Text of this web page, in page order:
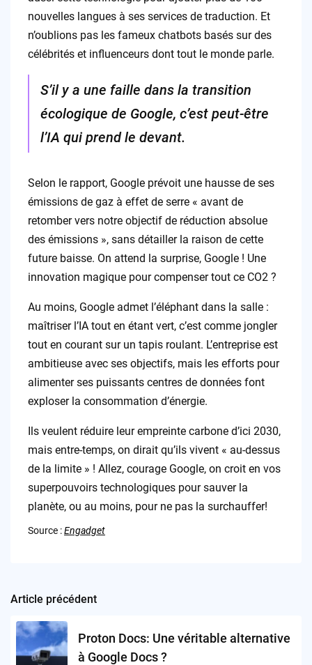
nouvelles langues à ses services de traduction. Et
n’oublions pas les fameux chatbots basés sur des
célébrités et influenceurs dont tout le monde parle.
S’il y a une faille dans la transition
écologique de Google, c’est peut-être
l’IA qui prend le devant.
Selon le rapport, Google prévoit une hausse de ses
émissions de gaz à effet de serre « avant de
retomber vers notre objectif de réduction absolue
des émissions », sans détailler la raison de cette
future baisse. On attend la surprise, Google ! Une
innovation magique pour compenser tout ce CO2 ?
Au moins, Google admet l’éléphant dans la salle :
maîtriser l’IA tout en étant vert, c’est comme jongler
tout en courant sur un tapis roulant. L’entreprise est
ambitieuse avec ses objectifs, mais les efforts pour
alimenter ses puissants centres de données font
exploser la consommation d’énergie.
Ils veulent réduire leur empreinte carbone d’ici 2030,
mais entre-temps, on dirait qu’ils vivent « au-dessus
de la limite » ! Allez, courage Google, on croit en vos
superpouvoirs technologiques pour sauver la
planète, ou au moins, pour ne pas la surchauffer!
Source :Engadget
Post
navigation
Article précédent
Proton Docs: Une véritable alternative
à Google Docs ?